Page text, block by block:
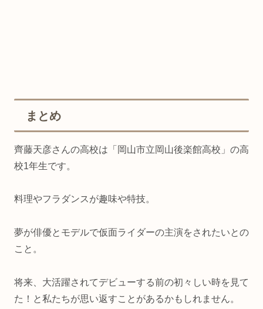
まとめ
齊藤天彦さんの高校は「岡山市立岡山後楽館高校」の高
校1年生です。
料理やフラダンスが趣味や特技。
夢が俳優とモデルで仮面ライダーの主演をされたいとの
こと。
将来、大活躍されてデビューする前の初々しい時を見て
た！と私たちが思い返すことがあるかもしれません。